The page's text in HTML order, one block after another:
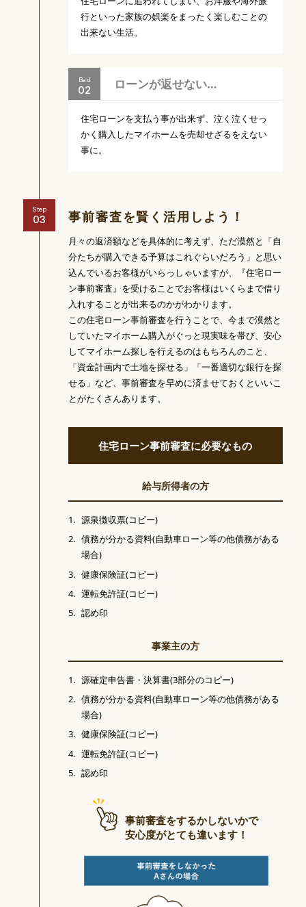
行といった家族の娯楽をまったく楽しむことの
出来ない生活。
Bad ローンが返せない…
住宅ローンを支払う事が出来ず、泣く泣くせっ
かく購入したマイホームを売却せざるをえない
事に。
Step 事前審査を賢く活用しよう！
月々の返済額などを具体的に考えず、ただ漠然と「自
分たちが購入できる予算はこれぐらいだろう」と思い
込んでいるお客様がいらっしゃいますが、『住宅ロー
ン事前審査』を受けることでお客様はいくらまで借り
入れすることが出来るのかがわかります。
この住宅ローン事前審査を行うことで、今まで漠然と
していたマイホーム購入がぐっと現実味を帯び、安心
してマイホーム探しを行えるのはもちろんのこと、
「資金計画内で土地を探せる」「一番適切な銀行を探
せる」など、事前審査を早めに済ませておくといいこ
とがたくさんあります。
住宅ローン事前審査に必要なもの
給与所得者の方
源泉徴収票(コピー)
債務が分かる資料(自動車ローン等の他債務がある
場合)
健康保険証(コピー)
運転免許証(コピー)
認め印
事業主の方
源確定申告書・決算書(3部分のコピー)
債務が分かる資料(自動車ローン等の他債務がある
場合)
健康保険証(コピー)
運転免許証(コピー)
認め印
事前審査をするかしないかで
安心度がとても違います！